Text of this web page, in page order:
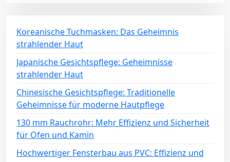
Koreanische Tuchmasken: Das Geheimnis
strahlender Haut
Japanische Gesichtspflege: Geheimnisse
strahlender Haut
Chinesische Gesichtspflege: Traditionelle
Geheimnisse für moderne Hautpflege
130 mm Rauchrohr: Mehr Effizienz und Sicherheit
für Ofen und Kamin
Hochwertiger Fensterbau aus PVC: Effizienz und